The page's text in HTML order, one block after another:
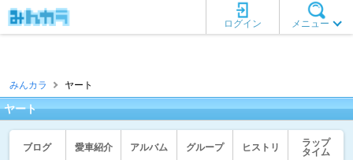
メニュー
ログイン
みんカラ ヤート
ヤート
ブログ 愛車紹介 アルバム グループ ヒストリ
ラップ
タイム